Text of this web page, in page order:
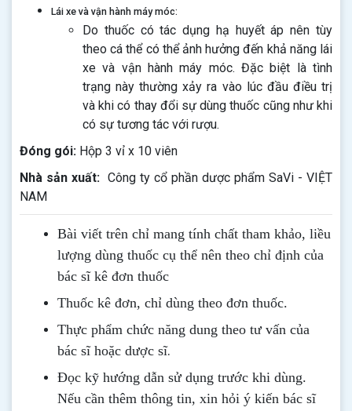
Lái xe và vận hành máy móc:
Do thuốc có tác dụng hạ huyết áp nên tùy
theo cá thể có thể ảnh hưởng đến khả năng lái
xe và vận hành máy móc. Đặc biệt là tình
trạng này thường xảy ra vào lúc đầu điều trị
và khi có thay đổi sự dùng thuốc cũng như khi
có sự tương tác với rượu.
Đóng gói: Hộp 3 vỉ x 10 viên
Nhà sản xuất: Công ty cổ phần dược phẩm SaVi - VIỆT
NAM
Bài viết trên chỉ mang tính chất tham khảo, liều
lượng dùng thuốc cụ thể nên theo chỉ định của
bác sĩ kê đơn thuốc
Thuốc kê đơn, chỉ dùng theo đơn thuốc.
Thực phẩm chức năng dung theo tư vấn của
bác sĩ hoặc dược sĩ.
Đọc kỹ hướng dẫn sử dụng trước khi dùng.
Nếu cần thêm thông tin, xin hỏi ý kiến bác sĩ